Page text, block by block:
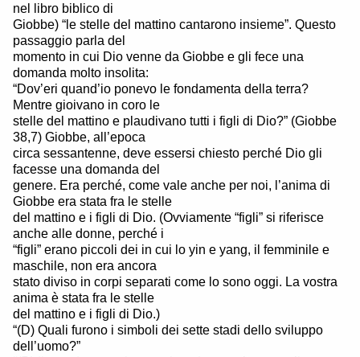
nel libro biblico di
Giobbe) “le stelle del mattino cantarono insieme”. Questo
passaggio parla del
momento in cui Dio venne da Giobbe e gli fece una
domanda molto insolita:
“Dov’eri quand’io ponevo le fondamenta della terra?
Mentre gioivano in coro le
stelle del mattino e plaudivano tutti i figli di Dio?” (Giobbe
38,7) Giobbe, all’epoca
circa sessantenne, deve essersi chiesto perché Dio gli
facesse una domanda del
genere. Era perché, come vale anche per noi, l’anima di
Giobbe era stata fra le stelle
del mattino e i figli di Dio. (Ovviamente “figli” si riferisce
anche alle donne, perché i
“figli” erano piccoli dei in cui lo yin e yang, il femminile e
maschile, non era ancora
stato diviso in corpi separati come lo sono oggi. La vostra
anima è stata fra le stelle
del mattino e i figli di Dio.)
“(D) Quali furono i simboli dei sette stadi dello sviluppo
dell’uomo?”